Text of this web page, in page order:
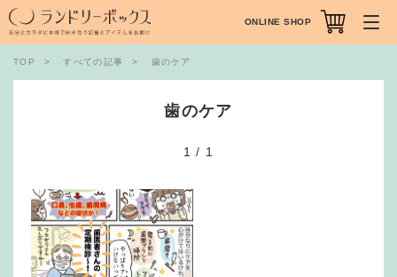
TOP すべての記事 歯のケア
歯のケア
1 / 1
ONLINE SHOP